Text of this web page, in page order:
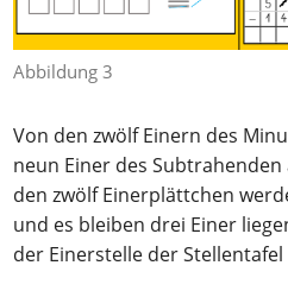
Abbildung 3
Von den zwölf Einern des
neun Einer des
den zwölf Einerplättchen
und es bleiben drei Einer
der Einerstelle der